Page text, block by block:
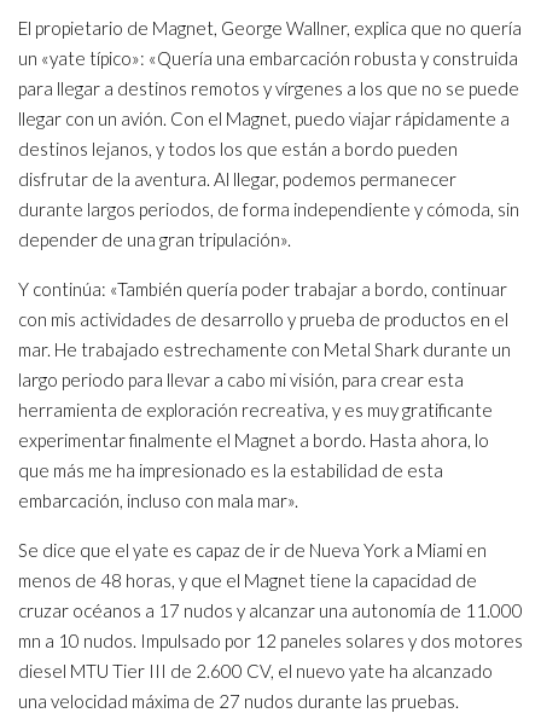
El propietario de Magnet, George Wallner, explica que no quería
un «yate típico»: «Quería una embarcación robusta y construida
para llegar a destinos remotos y vírgenes a los que no se puede
llegar con un avión. Con el Magnet, puedo viajar rápidamente a
destinos lejanos, y todos los que están a bordo pueden
disfrutar de la aventura. Al llegar, podemos permanecer
durante largos periodos, de forma independiente y cómoda, sin
depender de una gran tripulación».
Y continúa: «También quería poder trabajar a bordo, continuar
con mis actividades de desarrollo y prueba de productos en el
mar. He trabajado estrechamente con Metal Shark durante un
largo periodo para llevar a cabo mi visión, para crear esta
herramienta de exploración recreativa, y es muy gratificante
experimentar finalmente el Magnet a bordo. Hasta ahora, lo
que más me ha impresionado es la estabilidad de esta
embarcación, incluso con mala mar».
Se dice que el yate es capaz de ir de Nueva York a Miami en
menos de 48 horas, y que el Magnet tiene la capacidad de
cruzar océanos a 17 nudos y alcanzar una autonomía de 11.000
mn a 10 nudos. Impulsado por 12 paneles solares y dos motores
diesel MTU Tier III de 2.600 CV, el nuevo yate ha alcanzado
una velocidad máxima de 27 nudos durante las pruebas.